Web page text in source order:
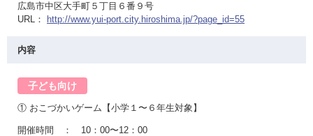
広島市中区大手町５丁目６番９号
URL：
http://www.yui-port.city.hiroshima.jp/?page_id=55
内容
子ども向け
① おこづかいゲーム【小学１〜６年生対象】
開催時間 ： 10：00〜12：00